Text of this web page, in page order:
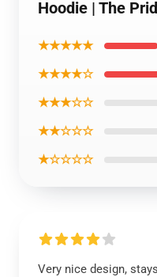
Hoodie | The
★★★★★
★★★★☆
★★★☆☆
★★☆☆☆
★☆☆☆☆
Very nice design,